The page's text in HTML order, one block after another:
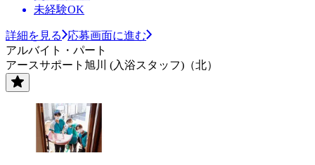
未経験OK
詳細を見る
応募画面に進む
アルバイト・パート
アースサポート旭川 (入浴スタッフ)（北）